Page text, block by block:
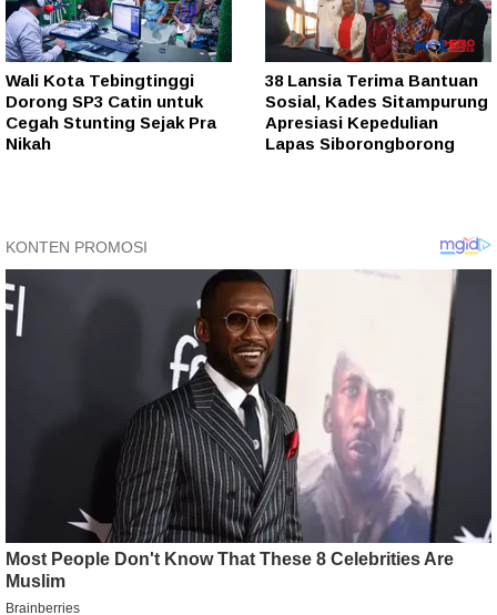
Wali Kota Tebingtinggi
Dorong SP3 Catin untuk
Cegah Stunting Sejak Pra
Nikah
38 Lansia Terima Bantuan
Sosial, Kades Sitampurung
Apresiasi Kepedulian
Lapas Siborongborong